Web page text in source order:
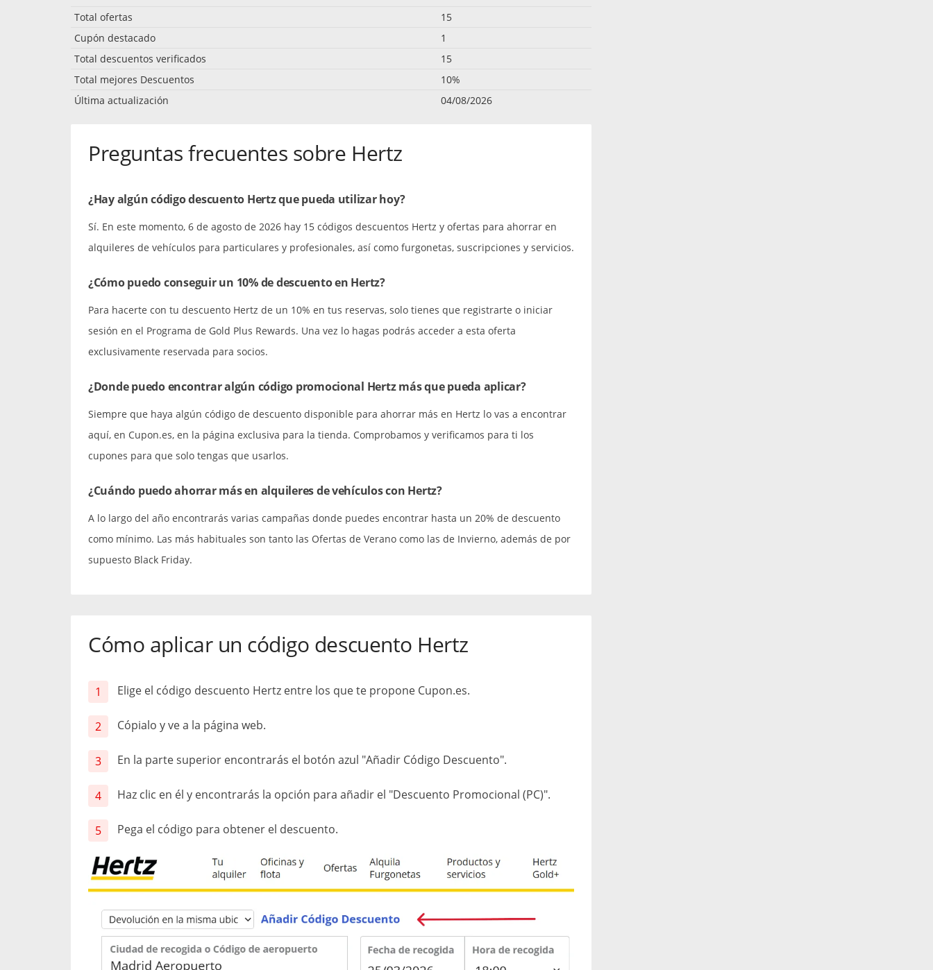
Total ofertas
15
Cupón destacado
1
Total descuentos verificados
15
Total mejores Descuentos
10%
Última actualización
04/08/2026
Preguntas frecuentes sobre Hertz
¿Hay algún código descuento Hertz que pueda utilizar hoy?
Sí. En este momento, 6 de agosto de 2026 hay 15 códigos descuentos Hertz y ofertas para ahorrar en
alquileres de vehículos para particulares y profesionales, así como furgonetas, suscripciones y servicios.
¿Cómo puedo conseguir un 10% de descuento en Hertz?
Para hacerte con tu descuento Hertz de un 10% en tus reservas, solo tienes que registrarte o iniciar
sesión en el Programa de Gold Plus Rewards. Una vez lo hagas podrás acceder a esta oferta
exclusivamente reservada para socios.
¿Donde puedo encontrar algún código promocional Hertz más que pueda aplicar?
Siempre que haya algún código de descuento disponible para ahorrar más en Hertz lo vas a encontrar
aquí, en Cupon.es, en la página exclusiva para la tienda. Comprobamos y verificamos para ti los
cupones para que solo tengas que usarlos.
¿Cuándo puedo ahorrar más en alquileres de vehículos con Hertz?
A lo largo del año encontrarás varias campañas donde puedes encontrar hasta un 20% de descuento
como mínimo. Las más habituales son tanto las Ofertas de Verano como las de Invierno, además de por
supuesto Black Friday.
Cómo aplicar un código descuento Hertz
Elige el código descuento Hertz entre los que te propone Cupon.es.
Cópialo y ve a la página web.
En la parte superior encontrarás el botón azul "Añadir Código Descuento".
Haz clic en él y encontrarás la opción para añadir el "Descuento Promocional (PC)".
Pega el código para obtener el descuento.